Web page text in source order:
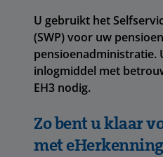
U gebruikt het
(SWP) voor uw
pensioenadministratie.
inlogmiddel met
EH3 nodig.
Zo bent u klaar
met